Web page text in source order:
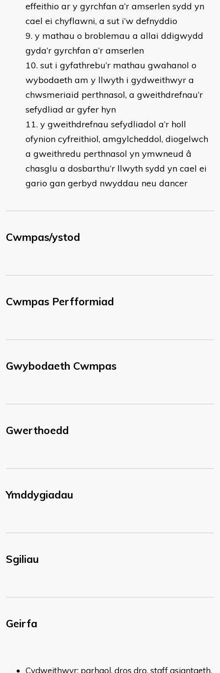
effeithio ar y gyrchfan a’r amserlen sydd yn
cael ei chyflawni, a sut i’w defnyddio
y mathau o broblemau a allai ddigwydd
gyda’r gyrchfan a’r amserlen
sut i gyfathrebu’r mathau gwahanol o
wybodaeth am y llwyth i gydweithwyr a
chwsmeriaid perthnasol, a gweithdrefnau’r
sefydliad ar gyfer hyn
y gweithdrefnau sefydliadol a’r holl
ofynion cyfreithiol, amgylcheddol, diogelwch
a gweithredu perthnasol yn ymwneud â
chasglu a dosbarthu’r llwyth sydd yn cael ei
gario gan gerbyd nwyddau neu dancer
Cwmpas/ystod
Cwmpas Perfformiad
Gwybodaeth Cwmpas
Gwerthoedd
Ymddygiadau
Sgiliau
Geirfa
Cydweithwyr: parhaol, dros dro, staff asiantaeth,